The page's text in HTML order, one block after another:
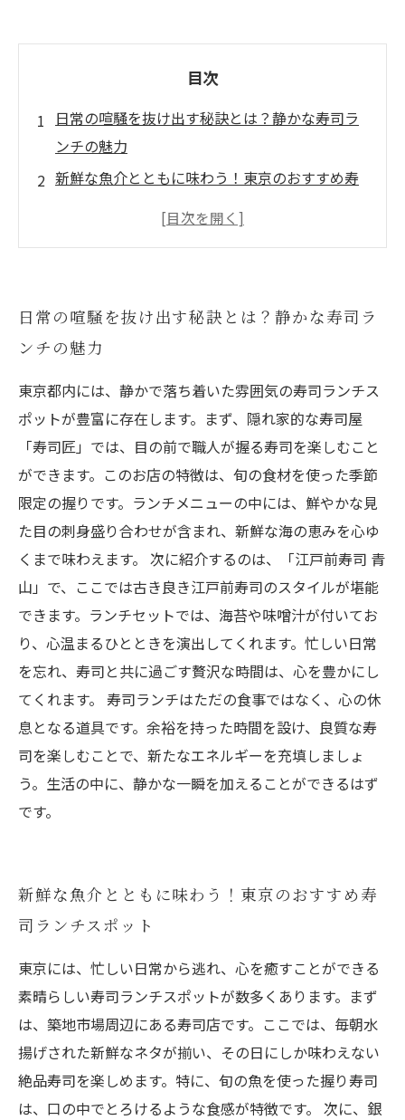
目次
日常の喧騒を抜け出す秘訣とは？静かな寿司ラ
ンチの魅力
新鮮な魚介とともに味わう！東京のおすすめ寿
法
日常のストレスを忘れるための寿司の世界への
誘い
寿司ランチでリフレッシュ！おすすめメニュー
紹介
寿司と共に見つける穏やかな時間、自分だけの
贅沢な瞬間
日常の喧騒を抜け出す秘訣とは？静かな寿司ラ
ンチの魅力
東京都内には、静かで落ち着いた雰囲気の寿司ランチス
ポットが豊富に存在します。まず、隠れ家的な寿司屋
「寿司匠」では、目の前で職人が握る寿司を楽しむこと
ができます。このお店の特徴は、旬の食材を使った季節
限定の握りです。ランチメニューの中には、鮮やかな見
た目の刺身盛り合わせが含まれ、新鮮な海の恵みを心ゆ
くまで味わえます。 次に紹介するのは、「江戸前寿司 青
山」で、ここでは古き良き江戸前寿司のスタイルが堪能
できます。ランチセットでは、海苔や味噌汁が付いてお
り、心温まるひとときを演出してくれます。忙しい日常
を忘れ、寿司と共に過ごす贅沢な時間は、心を豊かにし
てくれます。 寿司ランチはただの食事ではなく、心の休
息となる道具です。余裕を持った時間を設け、良質な寿
司を楽しむことで、新たなエネルギーを充填しましょ
う。生活の中に、静かな一瞬を加えることができるはず
です。
新鮮な魚介とともに味わう！東京のおすすめ寿
司ランチスポット
東京には、忙しい日常から逃れ、心を癒すことができる
素晴らしい寿司ランチスポットが数多くあります。まず
は、築地市場周辺にある寿司店です。ここでは、毎朝水
揚げされた新鮮なネタが揃い、その日にしか味わえない
絶品寿司を楽しめます。特に、旬の魚を使った握り寿司
は、口の中でとろけるような食感が特徴です。 次に、銀